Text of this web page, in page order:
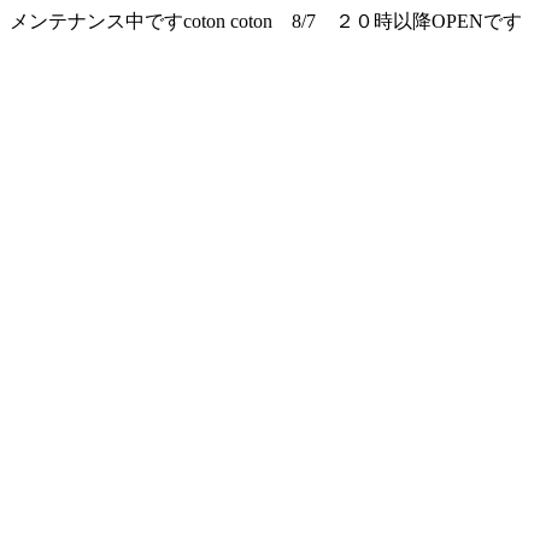
メンテナンス中ですcoton coton 8/7 ２０時以降OPENです